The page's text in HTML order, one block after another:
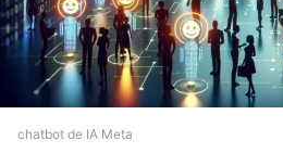
chatbot de IA Meta